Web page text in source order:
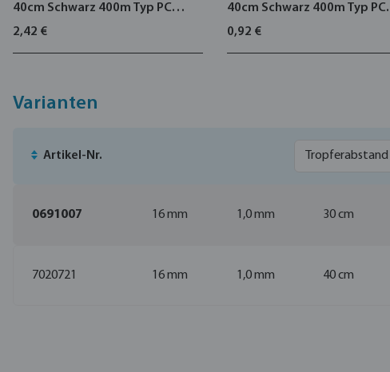
40cm Schwarz 400m Typ PC
inline
2,42 €
40cm Schwarz 400m Typ PC
Inline
0,92 €
Varianten
Artikel-Nr.
0691007 16 mm 1,0 mm 30 cm
7020721 16 mm 1,0 mm 40 cm